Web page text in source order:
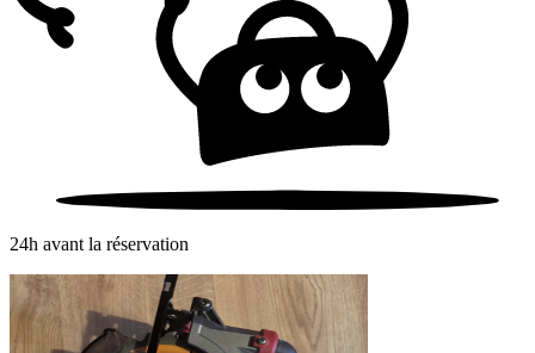
24h avant la réservation